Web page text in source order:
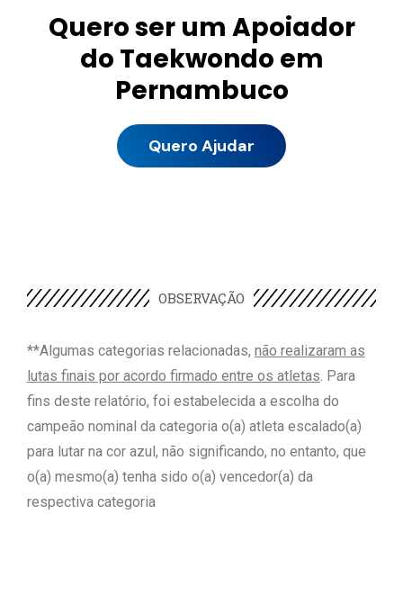
Quero ser um Apoiador
do Taekwondo em
Pernambuco
Quero Ajudar
OBSERVAÇÃO
**Algumas categorias relacionadas, não realizaram as
lutas finais por acordo firmado entre os atletas. Para
fins deste relatório, foi estabelecida a escolha do
campeão nominal da categoria o(a) atleta escalado(a)
para lutar na cor azul, não significando, no entanto, que
o(a) mesmo(a) tenha sido o(a) vencedor(a) da
respectiva categoria